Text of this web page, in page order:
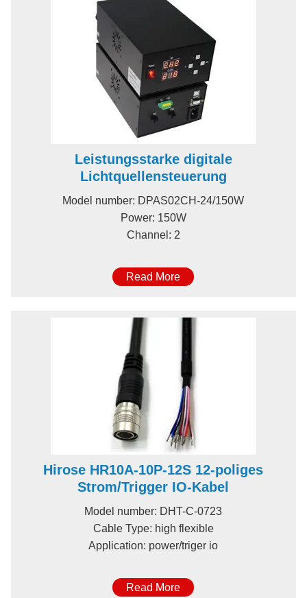
Leistungsstarke digitale
Lichtquellensteuerung
Model number: DPAS02CH-24/150W
Power: 150W
Channel: 2
Read More
Hirose HR10A-10P-12S 12-poliges
Strom/Trigger IO-Kabel
Model number: DHT-C-0723
Cable Type: high flexible
Application: power/triger io
Read More